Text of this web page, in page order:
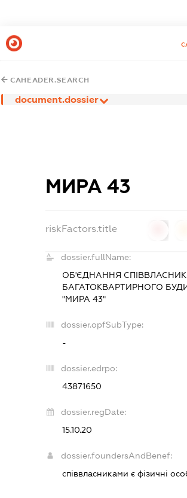
CAHEADER.SEARCH
document.dossier
МИРА 43
riskFactors.title
dossier.fullName:
ОБ'ЄДНАННЯ
БАГАТОКВАРТИРНОГО
"МИРА 43"
dossier.opfSubType:
-
dossier.edrpo:
43871650
dossier.regDate:
15.10.20
dossier.foundersAndBenef:
співвласниками є фізичні